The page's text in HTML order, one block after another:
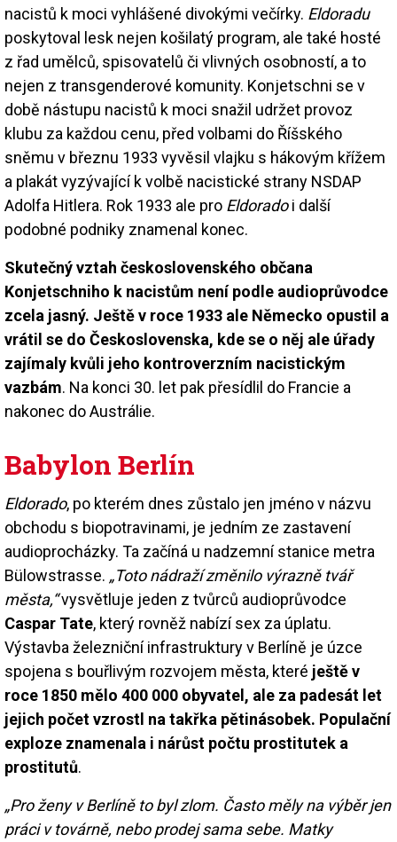
nacistů k moci vyhlášené divokými večírky. Eldoradu
poskytoval lesk nejen košilatý program, ale také hosté
z řad umělců, spisovatelů či vlivných osobností, a to
nejen z transgenderové komunity. Konjetschni se v
době nástupu nacistů k moci snažil udržet provoz
klubu za každou cenu, před volbami do Říšského
sněmu v březnu 1933 vyvěsil vlajku s hákovým křížem
a plakát vyzývající k volbě nacistické strany NSDAP
Adolfa Hitlera. Rok 1933 ale pro Eldoradoi další
podobné podniky znamenal konec.
Skutečný vztah československého občana
Konjetschniho k nacistům není podle audioprůvodce
zcela jasný. Ještě v roce 1933 ale Německo opustil a
vrátil se do Československa, kde se o něj ale úřady
zajímaly kvůli jeho kontroverzním nacistickým
vazbám. Na konci 30. let pak přesídlil do Francie a
nakonec do Austrálie.
Babylon Berlín
Eldorado, po kterém dnes zůstalo jen jméno v názvu
obchodu s biopotravinami, je jedním ze zastavení
audioprocházky. Ta začíná u nadzemní stanice metra
Bülowstrasse. „Toto nádraží změnilo výrazně tvář
města,“vysvětluje jeden z tvůrců audioprůvodce
Caspar Tate, který rovněž nabízí sex za úplatu.
Výstavba železniční infrastruktury v Berlíně je úzce
spojena s bouřlivým rozvojem města, které ještě v
roce 1850 mělo 400 000 obyvatel, ale za padesát let
jejich počet vzrostl na takřka pětinásobek. Populační
exploze znamenala i nárůst počtu prostitutek a
prostitutů.
„Pro ženy v Berlíně to byl zlom. Často měly na výběr jen
práci v továrně, nebo prodej sama sebe. Matky